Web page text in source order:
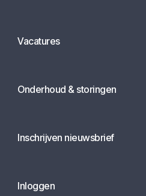
Vacatures
Onderhoud & storingen
Inschrijven nieuwsbrief
Inloggen